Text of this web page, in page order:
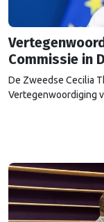
Commissie in
De Zweedse Cecilia
Vertegenwoordiging